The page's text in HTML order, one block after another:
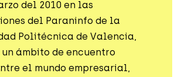
del 2010 en las
del Paraninfo de la
Politécnica de Valencia,
ámbito de encuentro
el mundo empresarial,